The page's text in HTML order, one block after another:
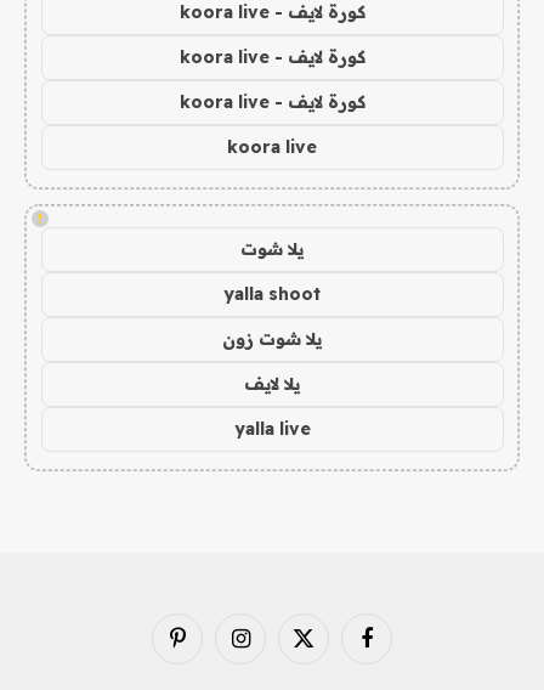
كورة لايف - koora live
كورة لايف - koora live
كورة لايف - koora live
koora live
!
يلا شوت
yalla shoot
يلا شوت زون
يلا لايف
yalla live
فيسبوك X
الانستغرامبينتيريست